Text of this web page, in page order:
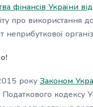
фінансів України
про використання
неприбуткової
року Законом
кодексу